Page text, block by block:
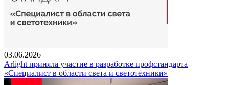
03.06.2026
Arlight приняла участие в разработке профстандарта
«Специалист в области света и светотехники»